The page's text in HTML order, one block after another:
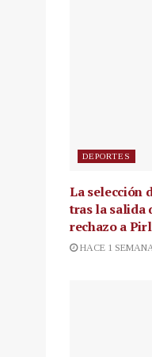
DEPORTES
La selección
tras la salida
rechazo a
HACE 1